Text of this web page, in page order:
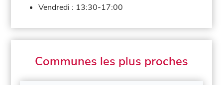
Vendredi : 13:30-17:00
Communes les plus proches